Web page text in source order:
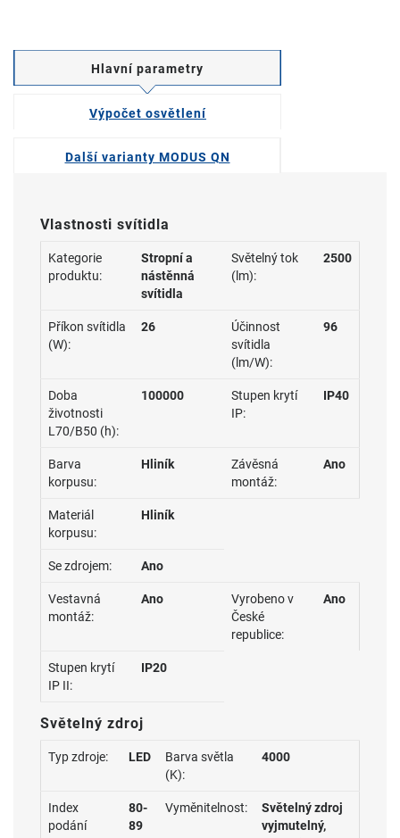
Hlavní parametry
Výpočet osvětlení
Další varianty MODUS QN
Vlastnosti svítidla
Kategorie
produktu:
Stropní a
nástěnná
svítidla
Světelný tok
(lm):
2500
Příkon svítidla
(W):
26
Účinnost
svítidla
(lm/W):
96
Doba
životnosti
L70/B50 (h):
100000
Stupen krytí
IP:
IP40
Barva
korpusu:
Hliník
Závěsná
montáž:
Ano
Materiál
korpusu:
Hliník
Se zdrojem: Ano
Vestavná
montáž:
Ano
Vyrobeno v
České
republice:
Ano
Stupen krytí
IP II:
IP20
Světelný zdroj
Typ zdroje: LED
Barva světla
(K):
4000
Index
podání
80-
89
Vyměnitelnost:
Světelný zdroj
vyjmutelný,